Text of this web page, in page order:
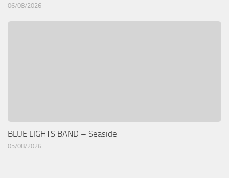
06/08/2026
BLUE LIGHTS BAND – Seaside
05/08/2026